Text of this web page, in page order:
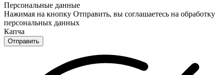
Персональные данные
Нажимая на кнопку Отправить, вы соглашаетесь на обработку
персональных данных
Капча
Отправить